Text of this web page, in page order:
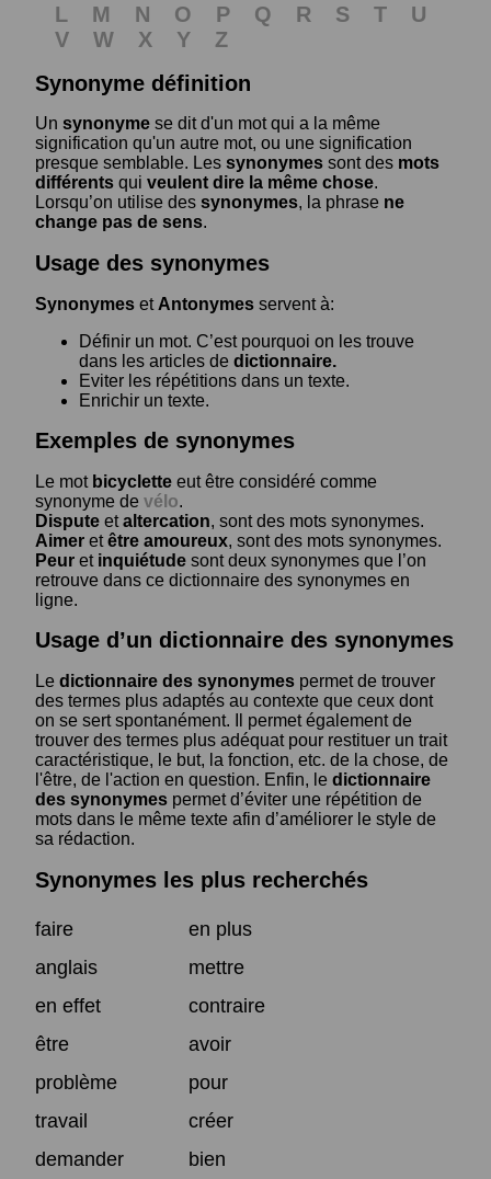
L
M N O P Q R S T
U
V
W X Y
Z
Synonyme définition
Un synonyme se dit d'un mot qui a la même
signification qu'un autre mot, ou une signification
presque semblable. Les synonymes sont des mots
différents qui veulent dire la même chose.
Lorsqu’on utilise des synonymes, la phrase ne
change pas de sens.
Usage des synonymes
Synonymes et Antonymes servent à:
Définir un mot. C’est pourquoi on les trouve
dans les articles de dictionnaire.
Eviter les répétitions dans un texte.
Enrichir un texte.
Exemples de synonymes
Le mot bicyclette eut être considéré comme
synonyme de vélo.
Dispute etaltercation, sont des mots synonymes.
Aimer etêtre amoureux, sont des mots synonymes.
Peur et inquiétude sont deux synonymes que l’on
retrouve dans ce dictionnaire des synonymes en
ligne.
Usage d’un dictionnaire des synonymes
Le dictionnaire des synonymes permet de trouver
des termes plus adaptés au contexte que ceux dont
on se sert spontanément. Il permet également de
trouver des termes plus adéquat pour restituer un trait
caractéristique, le but, la fonction, etc. de la chose, de
l'être, de l'action en question. Enfin, le dictionnaire
des synonymes permet d’éviter une répétition de
mots dans le même texte afin d’améliorer le style de
sa rédaction.
Synonymes les plus recherchés
faire
en plus
anglais
mettre
en effet
contraire
être
avoir
problème
pour
travail
créer
demander
bien